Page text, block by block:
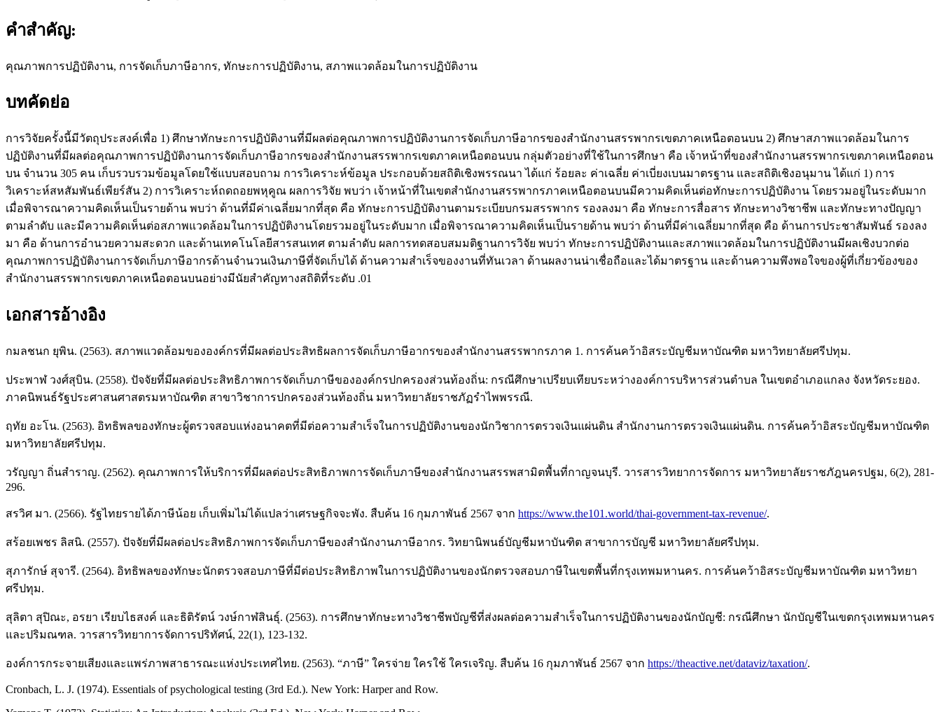
คำสำคัญ:
คุณภาพการปฏิบัติงาน, การจัดเก็บภาษีอากร, ทักษะการปฏิบัติงาน, สภาพแวดล้อมในการปฏิบัติงาน
บทคัดย่อ
การวิจัยครั้งนี้มีวัตถุประสงค์เพื่อ 1) ศึกษาทักษะการปฏิบัติงานที่มีผลต่อคุณภาพการปฏิบัติงานการจัดเก็บภาษีอากรของสำนักงานสรรพากรเขตภาคเหนือตอนบน 2) ศึกษาสภาพแวดล้อมในการ
ปฏิบัติงานที่มีผลต่อคุณภาพการปฏิบัติงานการจัดเก็บภาษีอากรของสำนักงานสรรพากรเขตภาคเหนือตอนบน กลุ่มตัวอย่างที่ใช้ในการศึกษา คือ เจ้าหน้าที่ของสำนักงานสรรพากรเขตภาคเหนือตอน
บน จำนวน 305 คน เก็บรวบรวมข้อมูลโดยใช้แบบสอบถาม การวิเคราะห์ข้อมูล ประกอบด้วยสถิติเชิงพรรณนา ได้แก่ ร้อยละ ค่าเฉลี่ย ค่าเบี่ยงเบนมาตรฐาน และสถิติเชิงอนุมาน ได้แก่ 1) การ
วิเคราะห์สหสัมพันธ์เพียร์สัน 2) การวิเคราะห์ถดถอยพหุคูณ ผลการวิจัย พบว่า เจ้าหน้าที่ในเขตสำนักงานสรรพากรภาคเหนือตอนบนมีความคิดเห็นต่อทักษะการปฏิบัติงาน โดยรวมอยู่ในระดับมาก
เมื่อพิจารณาความคิดเห็นเป็นรายด้าน พบว่า ด้านที่มีค่าเฉลี่ยมากที่สุด คือ ทักษะการปฏิบัติงานตามระเบียบกรมสรรพากร รองลงมา คือ ทักษะการสื่อสาร ทักษะทางวิชาชีพ และทักษะทางปัญญา
ตามลำดับ และมีความคิดเห็นต่อสภาพแวดล้อมในการปฏิบัติงานโดยรวมอยู่ในระดับมาก เมื่อพิจารณาความคิดเห็นเป็นรายด้าน พบว่า ด้านที่มีค่าเฉลี่ยมากที่สุด คือ ด้านการประชาสัมพันธ์ รองลง
มา คือ ด้านการอำนวยความสะดวก และด้านเทคโนโลยีสารสนเทศ ตามลำดับ ผลการทดสอบสมมติฐานการวิจัย พบว่า ทักษะการปฏิบัติงานและสภาพแวดล้อมในการปฏิบัติงานมีผลเชิงบวกต่อ
คุณภาพการปฏิบัติงานการจัดเก็บภาษีอากรด้านจำนวนเงินภาษีที่จัดเก็บได้ ด้านความสำเร็จของงานที่ทันเวลา ด้านผลงานน่าเชื่อถือและได้มาตรฐาน และด้านความพึงพอใจของผู้ที่เกี่ยวข้องของ
สำนักงานสรรพากรเขตภาคเหนือตอนบนอย่างมีนัยสำคัญทางสถิติที่ระดับ .01
เอกสารอ้างอิง
กมลชนก ยุพิน. (2563). สภาพแวดล้อมขององค์กรที่มีผลต่อประสิทธิผลการจัดเก็บภาษีอากรของสำนักงานสรรพากรภาค 1. การค้นคว้าอิสระบัญชีมหาบัณฑิต มหาวิทยาลัยศรีปทุม.
ประพาฬ วงศ์สุบิน. (2558). ปัจจัยที่มีผลต่อประสิทธิภาพการจัดเก็บภาษีขององค์กรปกครองส่วนท้องถิ่น: กรณีศึกษาเปรียบเทียบระหว่างองค์การบริหารส่วนตำบล ในเขตอำเภอแกลง จังหวัดระยอง.
ภาคนิพนธ์รัฐประศาสนศาสตรมหาบัณฑิต สาขาวิชาการปกครองส่วนท้องถิ่น มหาวิทยาลัยราชภัฏรำไพพรรณี.
ฤทัย อะโน. (2563). อิทธิพลของทักษะผู้ตรวจสอบแห่งอนาคตที่มีต่อความสำเร็จในการปฏิบัติงานของนักวิชาการตรวจเงินแผ่นดิน สำนักงานการตรวจเงินแผ่นดิน. การค้นคว้าอิสระบัญชีมหาบัณฑิต
มหาวิทยาลัยศรีปทุม.
วรัญญา ถิ่นสำราญ. (2562). คุณภาพการให้บริการที่มีผลต่อประสิทธิภาพการจัดเก็บภาษีของสำนักงานสรรพสามิตพื้นที่กาญจนบุรี. วารสารวิทยาการจัดการ มหาวิทยาลัยราชภัฎนครปฐม, 6(2), 281-
296.
สรวิศ มา. (2566). รัฐไทยรายได้ภาษีน้อย เก็บเพิ่มไม่ได้แปลว่าเศรษฐกิจจะพัง. สืบค้น 16 กุมภาพันธ์ 2567 จาก https://www.the101.world/thai-government-tax-revenue/.
สร้อยเพชร ลิสนิ. (2557). ปัจจัยที่มีผลต่อประสิทธิภาพการจัดเก็บภาษีของสำนักงานภาษีอากร. วิทยานิพนธ์บัญชีมหาบันฑิต สาขาการบัญชี มหาวิทยาลัยศรีปทุม.
สุภารักษ์ สุจารี. (2564). อิทธิพลของทักษะนักตรวจสอบภาษีที่มีต่อประสิทธิภาพในการปฏิบัติงานของนักตรวจสอบภาษีในเขตพื้นที่กรุงเทพมหานคร. การค้นคว้าอิสระบัญชีมหาบัณฑิต มหาวิทยา
ศรีปทุม.
สุลิตา สุปิณะ, อรยา เรียบไธสงค์ และธิติรัตน์ วงษ์กาฬสินธุ์. (2563). การศึกษาทักษะทางวิชาชีพบัญชีที่ส่งผลต่อความสำเร็จในการปฏิบัติงานของนักบัญชี: กรณีศึกษา นักบัญชีในเขตกรุงเทพมหานคร
และปริมณฑล. วารสารวิทยาการจัดการปริทัศน์, 22(1), 123-132.
องค์การกระจายเสียงและแพร่ภาพสาธารณะแห่งประเทศไทย. (2563). “ภาษี” ใครจ่าย ใครใช้ ใครเจริญ. สืบค้น 16 กุมภาพันธ์ 2567 จาก https://theactive.net/dataviz/taxation/.
Cronbach, L. J. (1974). Essentials of psychological testing (3rd Ed.). New York: Harper and Row.